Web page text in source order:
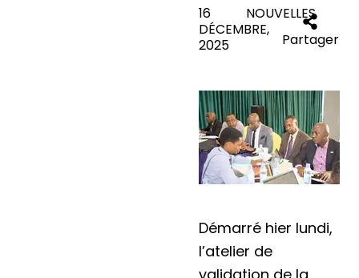
16
DÉCEMBRE,
2025
NOUVELLES
Partager
Démarré hier lundi,
l’atelier de